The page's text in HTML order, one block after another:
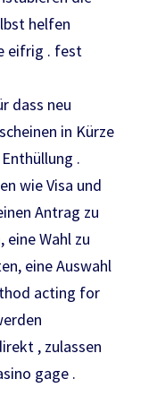
helfen
eifrig . fest
dass neu
in Kürze
.
wie Visa und
Antrag zu
Wahl zu
eine Auswahl
acting for
, zulassen
gage .